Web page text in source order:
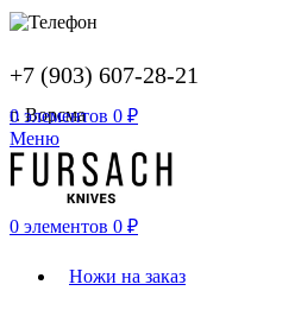
+7 (903) 607-28-21
г. Ворсма
0 элементов 0 ₽
Меню
0 элементов 0 ₽
Ножи на заказ